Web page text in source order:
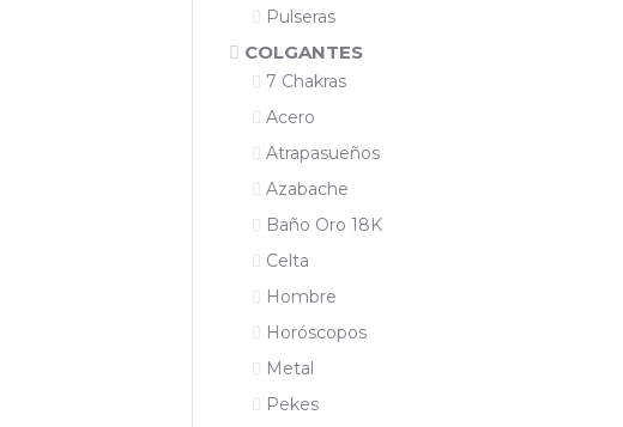
Pulseras
COLGANTES
7 Chakras
Acero
Atrapasueños
Azabache
Baño Oro 18K
Celta
Hombre
Horóscopos
Metal
Pekes